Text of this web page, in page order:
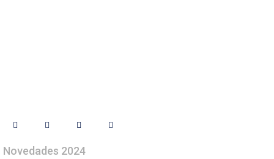
Novedades 2024